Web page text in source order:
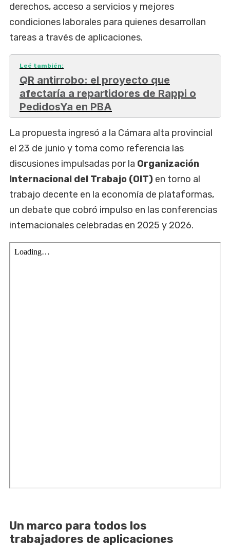
derechos, acceso a servicios y mejores
condiciones laborales para quienes desarrollan
tareas a través de aplicaciones.
Leé también:
QR antirrobo: el proyecto que
afectaría a repartidores de Rappi o
PedidosYa en PBA
La propuesta ingresó a la Cámara alta provincial
el 23 de junio y toma como referencia las
discusiones impulsadas por la Organización
Internacional del Trabajo (OIT) en torno al
trabajo decente en la economía de plataformas,
un debate que cobró impulso en las conferencias
internacionales celebradas en 2025 y 2026.
Un marco para todos los
trabajadores de aplicaciones